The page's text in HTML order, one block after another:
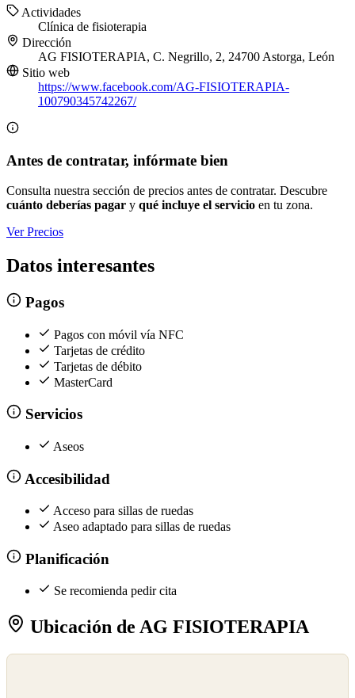
Actividades
Clínica de fisioterapia
Dirección
AG FISIOTERAPIA, C. Negrillo, 2, 24700 Astorga, León
Sitio web
https://www.facebook.com/AG-FISIOTERAPIA-
100790345742267/
Antes de contratar, infórmate bien
Consulta nuestra sección de precios antes de contratar. Descubre
cuánto deberías pagar y qué incluye el servicio en tu zona.
Ver Precios
Datos interesantes
Pagos
Pagos con móvil vía NFC
Tarjetas de crédito
Tarjetas de débito
MasterCard
Servicios
Aseos
Accesibilidad
Acceso para sillas de ruedas
Aseo adaptado para sillas de ruedas
Planificación
Se recomienda pedir cita
Ubicación de AG FISIOTERAPIA